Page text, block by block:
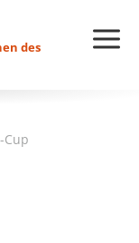
des
Cup